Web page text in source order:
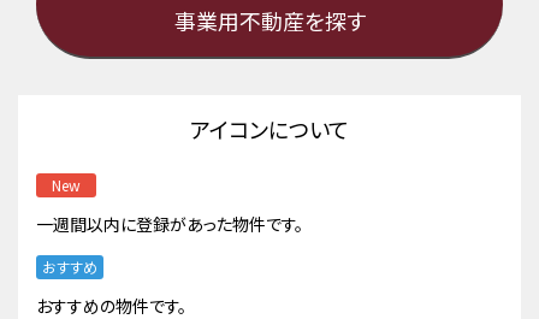
事業用不動産を探す
アイコンについて
New
一週間以内に登録があった物件です。
おすすめ
おすすめの物件です。